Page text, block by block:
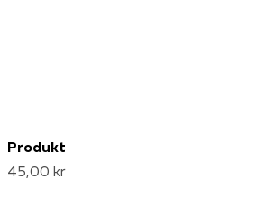
Produkt
45,00 kr